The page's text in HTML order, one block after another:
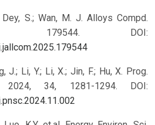
Dey, S.; Wan, M. J. Alloys Compd.
179544. DOI:
J.; Li, Y.; Li, X.; Jin, F.; Hu, X. Prog.
2024, 34, 1281-1294. DOI: